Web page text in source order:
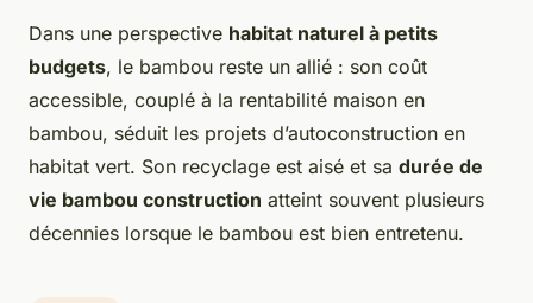
Dans une perspective habitat naturel à petits
budgets, le bambou reste un allié : son coût
accessible, couplé à la rentabilité maison en
bambou, séduit les projets d’autoconstruction en
habitat vert. Son recyclage est aisé et sa durée de
vie bambou construction atteint souvent plusieurs
décennies lorsque le bambou est bien entretenu.